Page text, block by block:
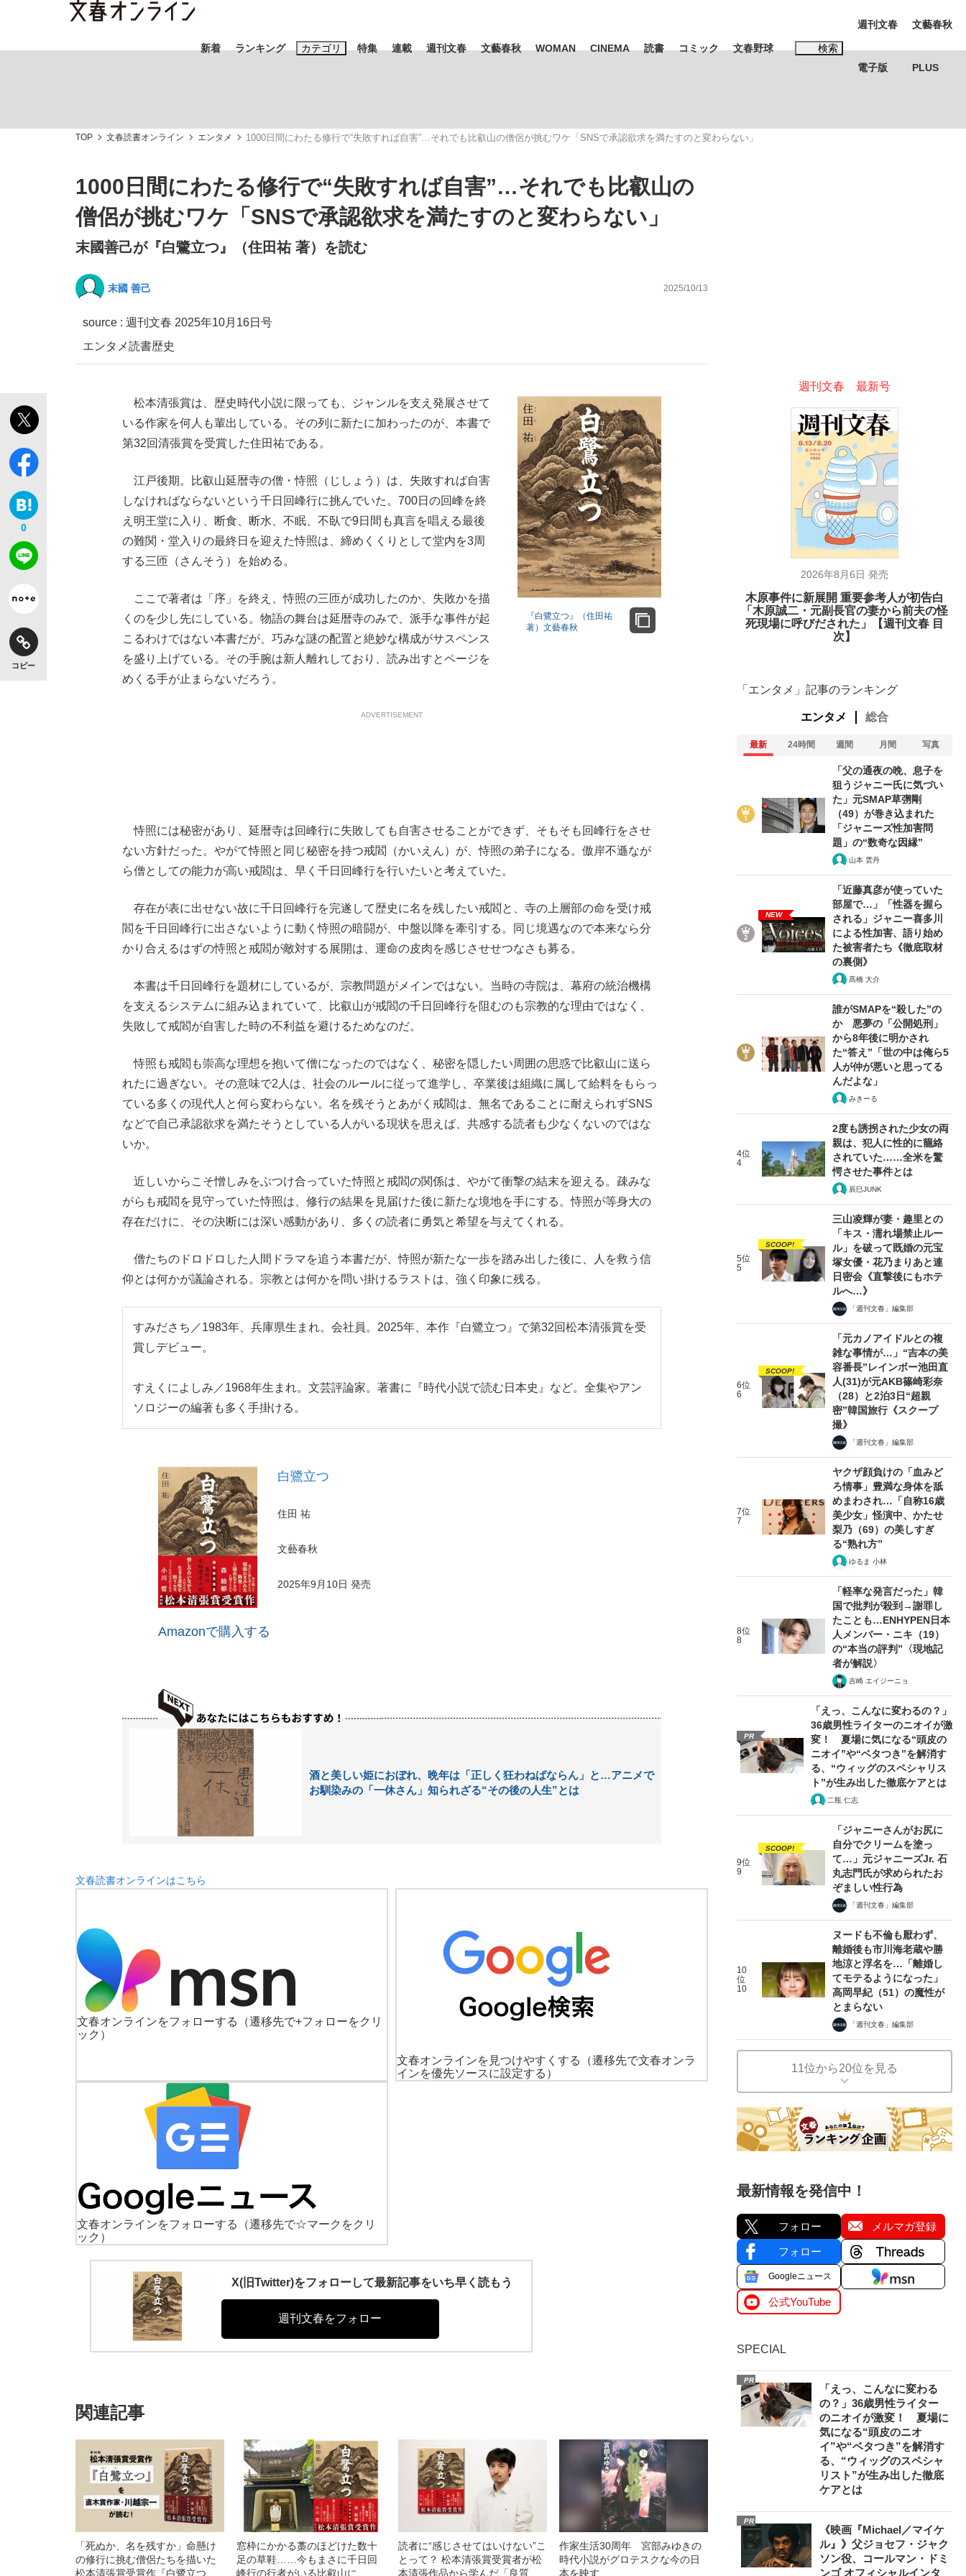
新着 ランキング カテゴリ
「敗因分析は一切聞かれなかった」侍ジャパン選手が証言した“NPB聞... 「クマが悪者扱いされているのが悲しい」『北の国から』倉本聰氏（91...
「目標達成できなかったからと言って…」サッカー日本代表・森保一監督...
もっと見る
特集
観る将棋、読む将棋
キングの誕生を、目撃せよ。
the Style
もっと見る
連載 週刊文春 文藝春秋 WOMAN CINEMA 読書 コミック 文春野球 検索
おすすめのキーワードタグ一覧
#藤田晋 #三山凌輝 #高市早苗 #後藤真希 #森岡毅 #城彰二 #内田有紀
#松田聖子
#玉木雄一郎
#亀和田武
週刊文春
電子版
文藝春秋
PLUS
TOP 文春読書オンライン エンタメ 1000日間にわたる修行で“失敗すれば自害”…それでも比叡山の僧侶が挑むワケ「SNSで承認欲求を満たすのと変わらない」
1000日間にわたる修行で“失敗すれば自害”…それでも比叡山の
僧侶が挑むワケ「SNSで承認欲求を満たすのと変わらない」
末國善己が『白鷺立つ』（住田祐 著）を読む
末國 善己 2025/10/13
source : 週刊文春 2025年10月16日号
エンタメ読書歴史
0
コピー
『白鷺立つ』（住田祐
著）文藝春秋
松本清張賞は、歴史時代小説に限っても、ジャンルを支え発展させて
いる作家を何人も輩出している。その列に新たに加わったのが、本書で
第32回清張賞を受賞した住田祐である。
江戸後期。比叡山延暦寺の僧・恃照（じしょう）は、失敗すれば自害
しなければならないという千日回峰行に挑んでいた。700日の回峰を終
え明王堂に入り、断食、断水、不眠、不臥で9日間も真言を唱える最後
の難関・堂入りの最終日を迎えた恃照は、締めくくりとして堂内を3周
する三匝（さんそう）を始める。
ここで著者は「序」を終え、恃照の三匝が成功したのか、失敗かを描
くのを少し先にしている。物語の舞台は延暦寺のみで、派手な事件が起
こるわけではない本書だが、巧みな謎の配置と絶妙な構成がサスペンス
を盛り上げている。その手腕は新人離れしており、読み出すとページを
めくる手が止まらないだろう。
ADVERTISEMENT
恃照には秘密があり、延暦寺は回峰行に失敗しても自害させることができず、そもそも回峰行をさせ
ない方針だった。やがて恃照と同じ秘密を持つ戒閻（かいえん）が、恃照の弟子になる。傲岸不遜なが
ら僧としての能力が高い戒閻は、早く千日回峰行を行いたいと考えていた。
存在が表に出せない故に千日回峰行を完遂して歴史に名を残したい戒閻と、寺の上層部の命を受け戒
閻を千日回峰行に出さないように動く恃照の暗闘が、中盤以降を牽引する。同じ境遇なので本来なら分
かり合えるはずの恃照と戒閻が敵対する展開は、運命の皮肉を感じさせせつなさも募る。
本書は千日回峰行を題材にしているが、宗教問題がメインではない。当時の寺院は、幕府の統治機構
を支えるシステムに組み込まれていて、比叡山が戒閻の千日回峰行を阻むのも宗教的な理由ではなく、
失敗して戒閻が自害した時の不利益を避けるためなのだ。
恃照も戒閻も崇高な理想を抱いて僧になったのではなく、秘密を隠したい周囲の思惑で比叡山に送ら
れたに過ぎない。その意味で2人は、社会のルールに従って進学し、卒業後は組織に属して給料をもらっ
ている多くの現代人と何ら変わらない。名を残そうとあがく戒閻は、無名であることに耐えられずSNS
などで自己承認欲求を満たそうとしている人がいる現状を思えば、共感する読者も少なくないのではな
いか。
近しいからこそ憎しみをぶつけ合っていた恃照と戒閻の関係は、やがて衝撃の結末を迎える。疎みな
がらも戒閻を見守っていた恃照は、修行の結果を見届けた後に新たな境地を手にする。恃照が等身大の
存在だけに、その決断には深い感動があり、多くの読者に勇気と希望を与えてくれる。
僧たちのドロドロした人間ドラマを追う本書だが、恃照が新たな一歩を踏み出した後に、人を救う信
仰とは何かが議論される。宗教とは何かを問い掛けるラストは、強く印象に残る。
すみださち／1983年、兵庫県生まれ。会社員。2025年、本作『白鷺立つ』で第32回松本清張賞を受
賞しデビュー。
すえくによしみ／1968年生まれ。文芸評論家。著書に『時代小説で読む日本史』など。全集やアン
ソロジーの編著も多く手掛ける。
白鷺立つ
住田 祐
文藝春秋
2025年9月10日 発売
Amazonで購入する
酒と美しい姫におぼれ、晩年は「正しく狂わねばならん」と…アニメで
お馴染みの「一休さん」知られざる“その後の人生”とは
文春読書オンラインはこちら
文春オンラインをフォローする
（遷移先で+フォローをクリ
ック）
文春オンラインを見つけやすくする
（遷移先で文春オンラ
インを優先ソースに設定する）
文春オンラインをフォローする
（遷移先で☆マークをクリ
ック）
X(旧Twitter)をフォローして最新記事をいち早く読もう
週刊文春をフォロー
関連記事
「死ぬか、名を残すか」命懸け
の修行に挑む僧侶たちを描いた
松本清張賞受賞作『白鷺立つ』
窓枠にかかる藁のほどけた数十
足の草鞋……今もまさに千日回
峰行の行者がいる比叡山に、比
読者に“感じさせてはいけない”こ
とって？ 松本清張賞受賞者が松
本清張作品から学んだ「良質な
作家生活30周年 宮部みゆきの
時代小説がグロテスクな今の日
本を映す
週刊文春 最新号
2026年8月6日 発売
木原事件に新展開 重要参考人が初告白
「木原誠二・元副長官の妻から前夫の怪
死現場に呼びだされた」【週刊文春 目
次】
「エンタメ」記事のランキング
エンタメ 総合
最新 24時間 週間 月間 写真
「父の通夜の晩、息子を
狙うジャニー氏に気づい
た」元SMAP草彅剛
（49）が巻き込まれた
「ジャニーズ性加害問
題」の“数奇な因縁”
山本 雲丹
NEW
「近藤真彦が使っていた
部屋で…」「性器を握ら
される」ジャニー喜多川
による性加害、語り始め
た被害者たち《徹底取材
の裏側》
髙橋 大介
誰がSMAPを“殺した”の
か 悪夢の「公開処刑」
から8年後に明かされ
た“答え”「世の中は俺ら5
人が仲が悪いと思ってる
んだよな」
みきーる
4位
4
2度も誘拐された少女の両
親は、犯人に性的に籠絡
されていた……全米を驚
愕させた事件とは
辰巳JUNK
5位
5
SCOOP!
三山凌輝が妻・趣里との
「キス・濡れ場禁止ルー
ル」を破って既婚の元宝
塚女優・花乃まりあと連
日密会《直撃後にもホテ
ルへ…》
「週刊文春」編集部
6位
6
SCOOP!
「元カノアイドルとの複
雑な事情が…」“吉本の美
容番長”レインボー池田直
人(31)が元AKB篠崎彩奈
（28）と2泊3日“超親
密”韓国旅行《スクープ
撮》
「週刊文春」編集部
7位
7
ヤクザ顔負けの「血みど
ろ情事」豊満な身体を舐
めまわされ…「自称16歳
美少女」怪演中、かたせ
梨乃（69）の美しすぎ
る“熟れ方”
ゆるま 小林
8位
8
「軽率な発言だった」韓
国で批判が殺到→謝罪し
たことも…ENHYPEN日本
人メンバー・ニキ（19）
の“本当の評判”〈現地記
者が解説〉
吉崎 エイジーニョ
PR
「えっ、こんなに変わるの？」
36歳男性ライターのニオイが激
変！ 夏場に気になる“頭皮の
ニオイ”や“ベタつき”を解消す
る、“ウィッグのスペシャリス
ト”が生み出した徹底ケアとは
二瓶 仁志
9位
9
SCOOP!
「ジャニーさんがお尻に
自分でクリームを塗っ
て…」元ジャニーズJr. 石
丸志門氏が求められたお
ぞましい性行為
「週刊文春」編集部
10
位
10
ヌードも不倫も厭わず、
離婚後も市川海老蔵や勝
地涼と浮名を…「離婚し
てモテるようになった」
高岡早紀（51）の魔性が
とまらない
「週刊文春」編集部
11位から20位を見る
最新情報を発信中！
フォロー メルマガ登録
フォロー
Googleニュース
公式YouTube
SPECIAL
PR
「えっ、こんなに変わる
の？」36歳男性ライター
のニオイが激変！ 夏場に
気になる“頭皮のニオ
イ”や“ベタつき”を解消す
る、“ウィッグのスペシャ
リスト”が生み出した徹底
ケアとは
PR
《映画『Michael／マイケ
ル』》父ジョセフ・ジャク
ソン役、コールマン・ドミ
ンゴ オフィシャルインタ